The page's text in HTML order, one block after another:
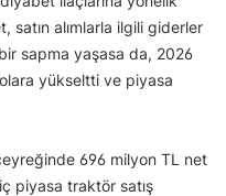
satın alımlarla ilgili giderler
sapma yaşasa da, 2026
yükseltti ve piyasa
696 milyon TL net
iç piyasa traktör satış